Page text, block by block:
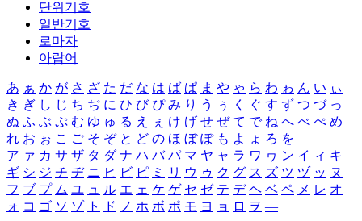
단위기호
일반기호
로마자
아랍어
あ ぁ か が さ ざ た だ な は ば ぱ ま や ゃ ら わ ゎ ん い ぃ
き ぎ し じ ち ぢ に ひ び ぴ み り う ぅ く ぐ す ず つ づ っ
ぬ ふ ぶ ぷ む ゆ ゅ る え ぇ け げ せ ぜ て で ね へ べ ぺ め
れ お ぉ こ ご そ ぞ と ど の ほ ぼ ぽ も よ ょ ろ を
ア ァ カ サ ザ タ ダ ナ ハ バ パ マ ヤ ャ ラ ワ ヮ ン イ ィ キ
ギ シ ジ チ ヂ ニ ヒ ビ ピ ミ リ ウ ゥ ク グ ス ズ ツ ヅ ッ ヌ
フ ブ プ ム ユ ュ ル エ ェ ケ ゲ セ ゼ テ デ ヘ ベ ペ メ レ オ
ォ コ ゴ ソ ゾ ト ド ノ ホ ボ ポ モ ヨ ョ ロ ヲ ―